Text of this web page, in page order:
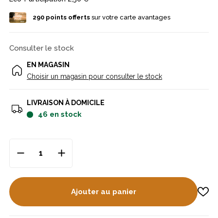
290points offertssur votre carte avantages
Consulter le stock
EN MAGASIN
Choisir un magasin pour consulter le stock
LIVRAISON À DOMICILE
46 en stock
Ajouter au panier